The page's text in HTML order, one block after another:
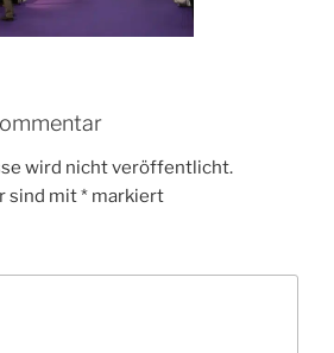
wird nicht veröffentlicht.
sind mit* markiert